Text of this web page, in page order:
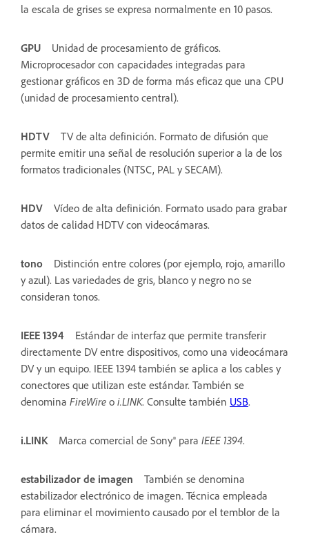
la escala de grises se expresa normalmente en 10 pasos.
GPU
Unidad de procesamiento de gráficos.
Microprocesador con capacidades integradas para
gestionar gráficos en 3D de forma más eficaz que una CPU
(unidad de procesamiento central).
HDTV
TV de alta definición. Formato de difusión que
permite emitir una señal de resolución superior a la de los
formatos tradicionales (NTSC, PAL y SECAM).
HDV
Vídeo de alta definición. Formato usado para grabar
datos de calidad HDTV con videocámaras.
tono
Distinción entre colores (por ejemplo, rojo, amarillo
y azul). Las variedades de gris, blanco y negro no se
consideran tonos.
IEEE 1394
Estándar de interfaz que permite transferir
directamente DV entre dispositivos, como una videocámara
DV y un equipo. IEEE 1394 también se aplica a los cables y
conectores que utilizan este estándar. También se
denomina FireWire o i.LINK. Consulte también USB.
i.LINK Marca comercial de Sony® para IEEE 1394.
estabilizador de imagen
También se denomina
estabilizador electrónico de imagen. Técnica empleada
para eliminar el movimiento causado por el temblor de la
cámara.